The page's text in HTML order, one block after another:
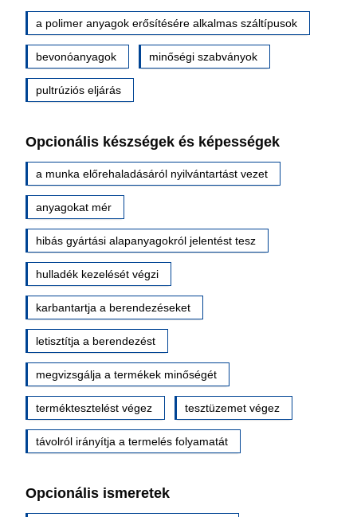
a polimer anyagok erősítésére alkalmas száltípusok
bevonóanyagok minőségi szabványok
pultrúziós eljárás
Opcionális készségek és képességek
a munka előrehaladásáról nyilvántartást vezet
anyagokat mér
hibás gyártási alapanyagokról jelentést tesz
hulladék kezelését végzi
karbantartja a berendezéseket
letisztítja a berendezést
megvizsgálja a termékek minőségét
terméktesztelést végez tesztüzemet végez
távolról irányítja a termelés folyamatát
Opcionális ismeretek